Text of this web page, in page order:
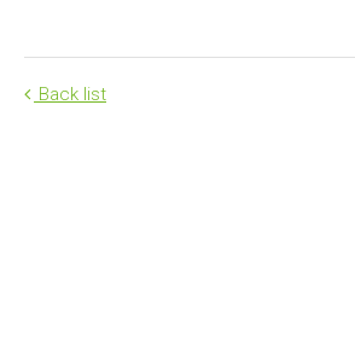
Back list